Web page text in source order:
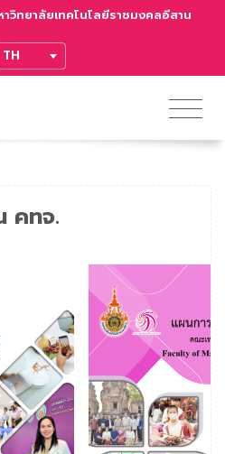
วิทยาลัยเทคโนโลยีราชมงคลอีสาน
TRANSLATE
คทจ.